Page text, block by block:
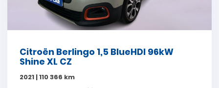
Citroën Berlingo 1,5 BlueHDI 96kW
Shine XL CZ
2021 | 110 366 km